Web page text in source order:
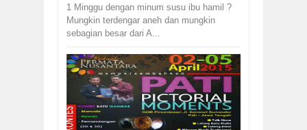
1 Minggu dengan minum susu ibu hamil ?
Mungkin terdengar aneh dan mungkin
sebagian besar dari A...